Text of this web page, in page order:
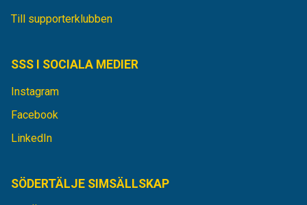
Till supporterklubben
SSS I SOCIALA MEDIER
Instagram
Facebook
LinkedIn
SÖDERTÄLJE SIMSÄLLSKAP